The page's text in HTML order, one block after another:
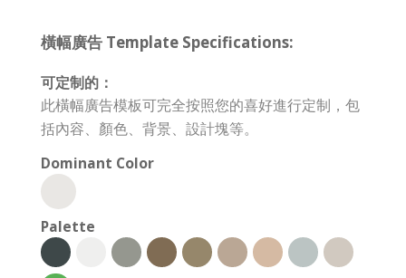
橫幅廣告 Template Specifications:
可定制的：
此橫幅廣告模板可完全按照您的喜好進行定制，包
括內容、顏色、背景、設計塊等。
Dominant Color
Palette